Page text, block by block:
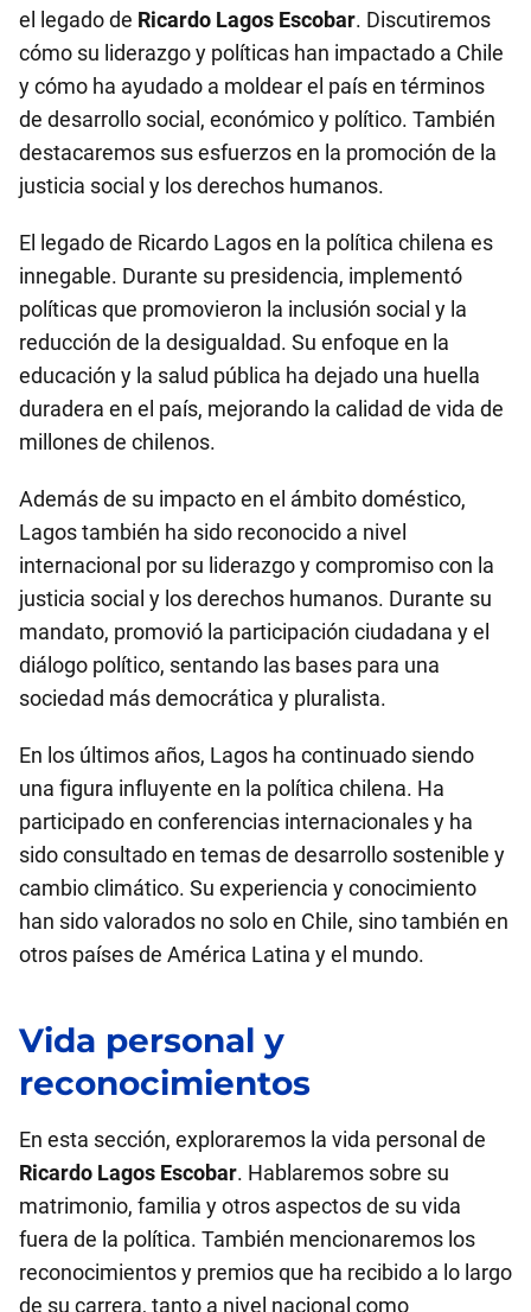
el legado de Ricardo Lagos Escobar. Discutiremos
cómo su liderazgo y políticas han impactado a Chile
y cómo ha ayudado a moldear el país en términos
de desarrollo social, económico y político. También
destacaremos sus esfuerzos en la promoción de la
justicia social y los derechos humanos.
El legado de Ricardo Lagos en la política chilena es
innegable. Durante su presidencia, implementó
políticas que promovieron la inclusión social y la
reducción de la desigualdad. Su enfoque en la
educación y la salud pública ha dejado una huella
duradera en el país, mejorando la calidad de vida de
millones de chilenos.
Además de su impacto en el ámbito doméstico,
Lagos también ha sido reconocido a nivel
internacional por su liderazgo y compromiso con la
justicia social y los derechos humanos. Durante su
mandato, promovió la participación ciudadana y el
diálogo político, sentando las bases para una
sociedad más democrática y pluralista.
En los últimos años, Lagos ha continuado siendo
una figura influyente en la política chilena. Ha
participado en conferencias internacionales y ha
sido consultado en temas de desarrollo sostenible y
cambio climático. Su experiencia y conocimiento
han sido valorados no solo en Chile, sino también en
otros países de América Latina y el mundo.
Vida personal y
reconocimientos
En esta sección, exploraremos la vida personal de
Ricardo Lagos Escobar. Hablaremos sobre su
matrimonio, familia y otros aspectos de su vida
fuera de la política. También mencionaremos los
reconocimientos y premios que ha recibido a lo largo
de su carrera, tanto a nivel nacional como